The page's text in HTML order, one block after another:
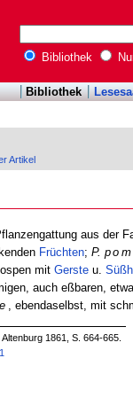
Bibliothek
Bibliothek
Artikel
aus der
Früchten; P.
mit Gersteu.
auch eßbaren,
, ebendaselbst, mit
1861, S. 664-665.